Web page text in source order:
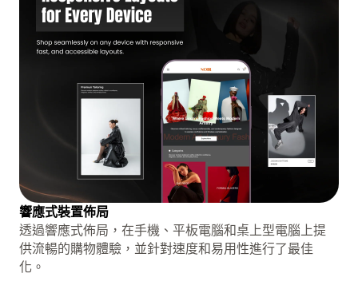
響應式裝置佈局
透過響應式佈局，在手機、平板電腦和桌上型電腦上提
供流暢的購物體驗，並針對速度和易用性進行了最佳
化。